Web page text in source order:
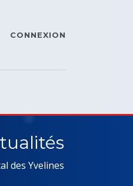
CONNEXION
des Yvelines